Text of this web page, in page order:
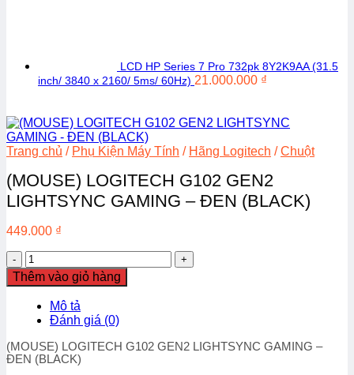
LCD HP Series 7 Pro 732pk 8Y2K9AA (31.5
inch/ 3840 x 2160/ 5ms/ 60Hz) 21.000.000 ₫
Trang chủ / Phụ Kiện Máy Tính / Hãng Logitech / Chuột
(MOUSE) LOGITECH G102 GEN2
LIGHTSYNC GAMING – ĐEN (BLACK)
449.000 ₫
(MOUSE)
LOGITECH
G102
GEN2
LIGHTSYNC
GAMING
-
ĐEN
Thêm vào giỏ hàng
Mô tả
Đánh giá (0)
(MOUSE) LOGITECH G102 GEN2 LIGHTSYNC GAMING –
ĐEN (BLACK)